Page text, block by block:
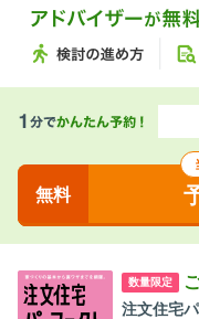
無料
数量限定
注文住宅